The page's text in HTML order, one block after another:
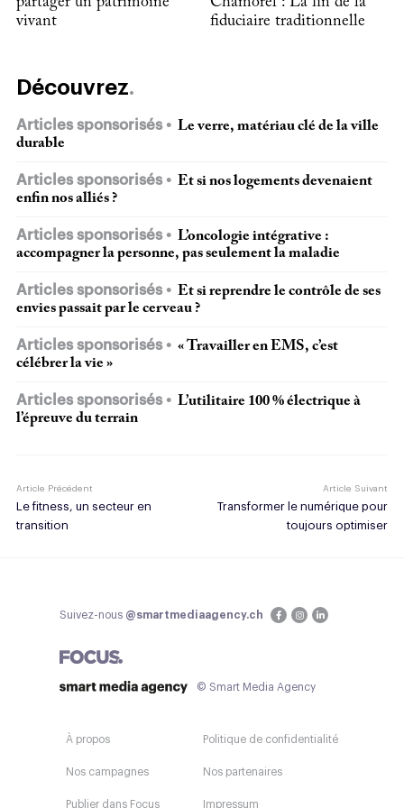
vivant
fiduciaire traditionnelle
Découvrez
Articles sponsorisés
Le verre, matériau clé de la ville
durable
Articles sponsorisés
Et si nos logements devenaient
enfin nos alliés ?
Articles sponsorisés
L’oncologie intégrative :
accompagner la personne, pas seulement la maladie
Articles sponsorisés
Et si reprendre le contrôle de ses
envies passait par le cerveau ?
Articles sponsorisés
« Travailler en EMS, c’est
célébrer la vie »
Articles sponsorisés
L’utilitaire 100 % électrique à
l’épreuve du terrain
Article Précédent
Le fitness, un secteur en
transition
Article Suivant
Transformer le numérique pour
toujours optimiser
Suivez-nous @smartmediaagency.ch
© Smart Media Agency
À propos
Nos campagnes
Publier dans Focus
Politique de confidentialité
Nos partenaires
Impressum